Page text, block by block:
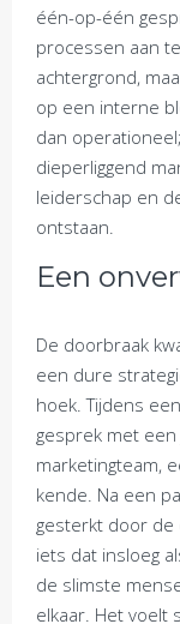
één-op-één
processen aan
achtergrond,
op een interne
dan
dieperliggend
leiderschap en
ontstaan.
Een
De doorbraak
een dure
hoek. Tijdens
gesprek met
marketingteam,
kende. Na een
gesterkt door de
iets dat insloeg
de slimste
elkaar. Het voelt